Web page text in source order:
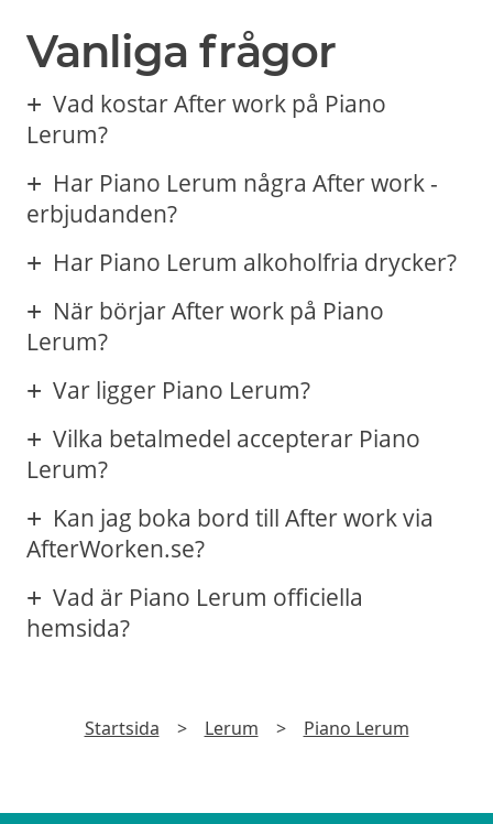
Vanliga frågor
Vad kostar After work på Piano
Lerum?
Har Piano Lerum några After work -
erbjudanden?
Har Piano Lerum alkoholfria drycker?
När börjar After work på Piano
Lerum?
Var ligger Piano Lerum?
Vilka betalmedel accepterar Piano
Lerum?
Kan jag boka bord till After work via
AfterWorken.se?
Vad är Piano Lerum officiella
hemsida?
Startsida > Lerum > Piano Lerum